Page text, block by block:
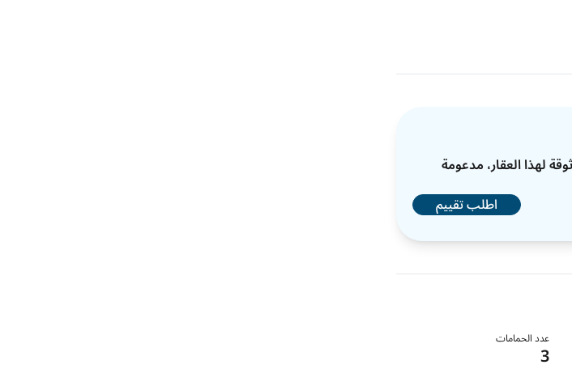
لهذا العقار، مدعومة
اطلب تقييم
عدد الحمامات
3